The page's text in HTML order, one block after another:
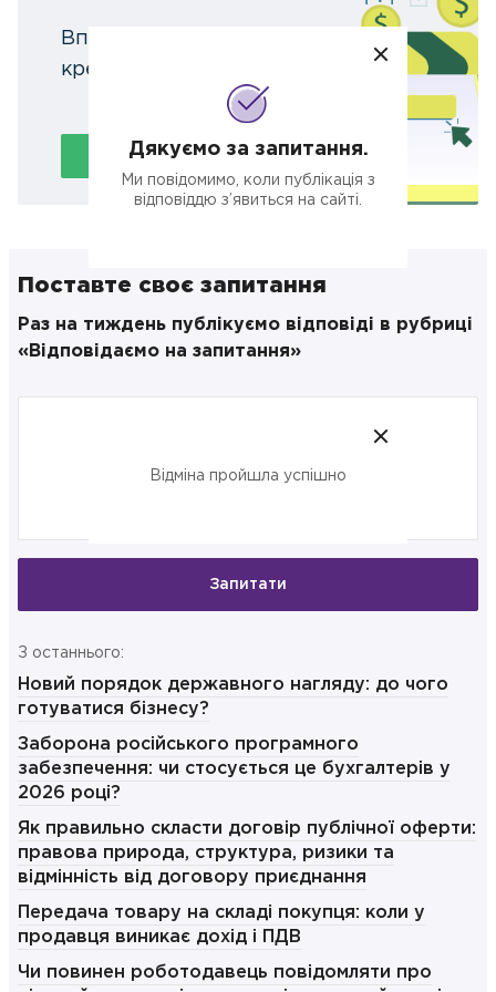
Вперше швидкі банківські
кредити для бізнесу онлайн
Подати заявку
Поставте своє запитання
Раз на тиждень публікуємо відповіді в рубриці
«Відповідаємо на запитання»
Запитати
З останнього:
Новий порядок державного нагляду: до чого
готуватися бізнесу?
Заборона російського програмного
забезпечення: чи стосується це бухгалтерів у
2026 році?
Як правильно скласти договір публічної оферти:
правова природа, структура, ризики та
відмінність від договору приєднання
Передача товару на складі покупця: коли у
продавця виникає дохід і ПДВ
Чи повинен роботодавець повідомляти про
Дякуємо за запитання.
Ми повідомимо, коли публікація з
відповіддю з’явиться на сайті.
Відміна пройшла успішно